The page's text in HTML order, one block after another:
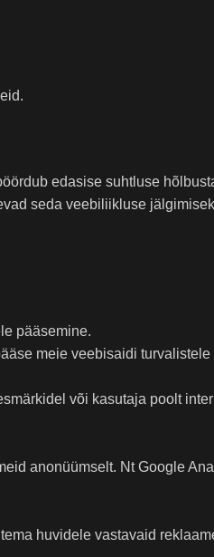
edasise suhtluse
seda veebiliikluse
pääsemine.
meie veebisaidi
või kasutaja poolt
anonüümselt. Nt Google
huvidele vastavaid